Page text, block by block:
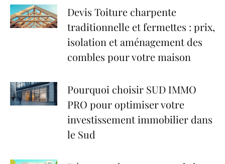
Devis Toiture charpente
traditionnelle et fermettes : prix,
isolation et aménagement des
combles pour votre maison
Pourquoi choisir SUD IMMO
PRO pour optimiser votre
investissement immobilier dans
le Sud